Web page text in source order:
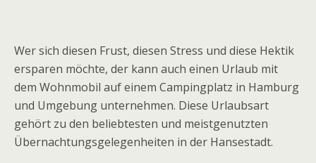
Wer sich diesen Frust, diesen Stress und diese Hektik
ersparen möchte, der kann auch einen Urlaub mit
dem Wohnmobil auf einem Campingplatz in Hamburg
und Umgebung unternehmen. Diese Urlaubsart
gehört zu den beliebtesten und meistgenutzten
Übernachtungsgelegenheiten in der Hansestadt.